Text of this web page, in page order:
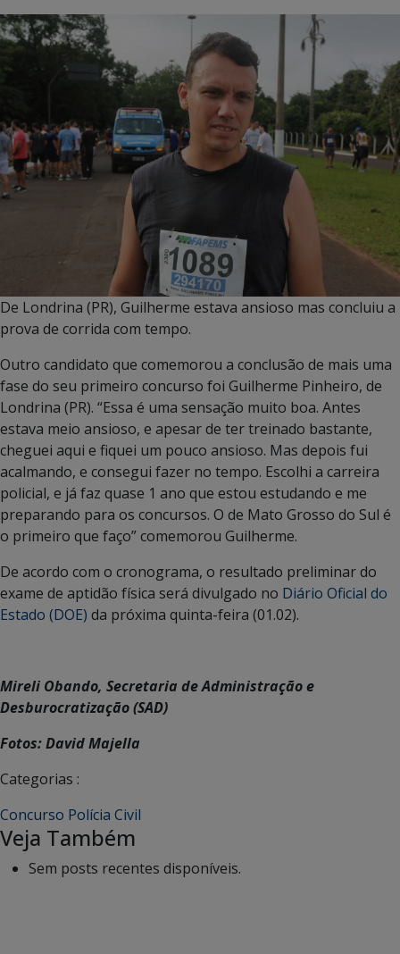
De Londrina (PR), Guilherme estava ansioso mas concluiu a
prova de corrida com tempo.
Outro candidato que comemorou a conclusão de mais uma
fase do seu primeiro concurso foi Guilherme Pinheiro, de
Londrina (PR). “Essa é uma sensação muito boa. Antes
estava meio ansioso, e apesar de ter treinado bastante,
cheguei aqui e fiquei um pouco ansioso. Mas depois fui
acalmando, e consegui fazer no tempo. Escolhi a carreira
policial, e já faz quase 1 ano que estou estudando e me
preparando para os concursos. O de Mato Grosso do Sul é
o primeiro que faço” comemorou Guilherme.
De acordo com o cronograma, o resultado preliminar do
exame de aptidão física será divulgado no Diário Oficial do
Estado (DOE) da próxima quinta-feira (01.02).
Mireli Obando, Secretaria de Administração e
Desburocratização (SAD)
Fotos: David Majella
Categorias :
Concurso Polícia Civil
Veja Também
Sem posts recentes disponíveis.